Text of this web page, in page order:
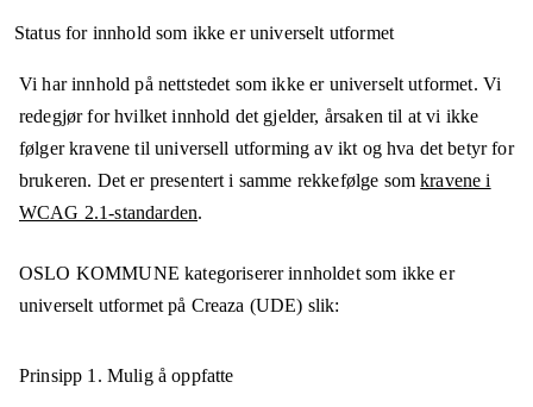
Status for innhold som ikke er universelt utformet
Vi har innhold på nettstedet som ikke er universelt utformet. Vi
redegjør for hvilket innhold det gjelder, årsaken til at vi ikke
følger kravene til universell utforming av ikt og hva det betyr for
brukeren. Det er presentert i samme rekkefølge somkravene i
WCAG 2.1-standarden.
OSLO KOMMUNE kategoriserer innholdet som ikke er
universelt utformet på Creaza (UDE) slik:
Prinsipp 1. Mulig å oppfatte